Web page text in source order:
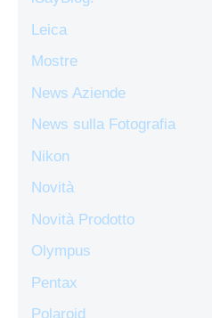
Leica
Mostre
News Aziende
News sulla Fotografia
Nikon
Novità
Novità Prodotto
Olympus
Pentax
Polaroid